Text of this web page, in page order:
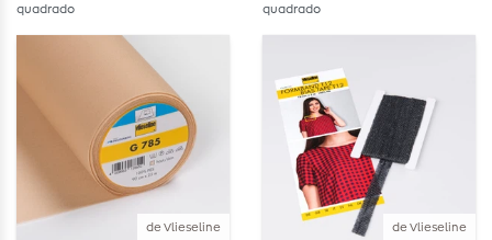
quadrado
quadrado
de Vlieseline de Vlieseline